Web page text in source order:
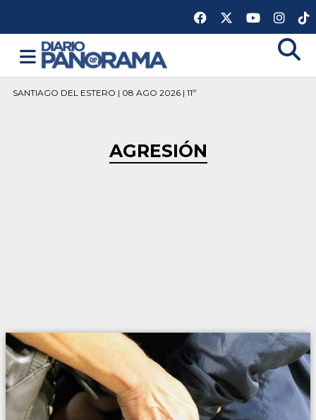
SANTIAGO DEL ESTERO | 08 AGO 2026 | 11º
AGRESIÓN